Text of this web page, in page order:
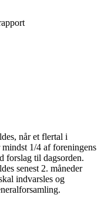
når et flertal i
1/4 af foreningens
forslag til dagsorden.
senest 2. måneder
indvarsles og